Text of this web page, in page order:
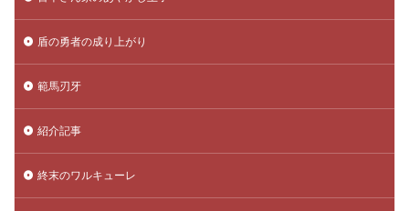
盾の勇者の成り上がり
範馬刃牙
紹介記事
終末のワルキューレ